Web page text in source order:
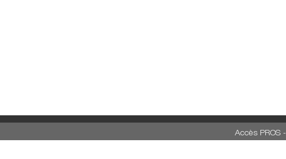
Accès PROS-